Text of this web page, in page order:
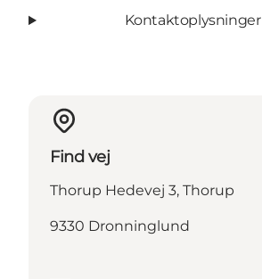
Kontaktoplysninger
Find vej
Thorup Hedevej 3, Thorup
9330 Dronninglund